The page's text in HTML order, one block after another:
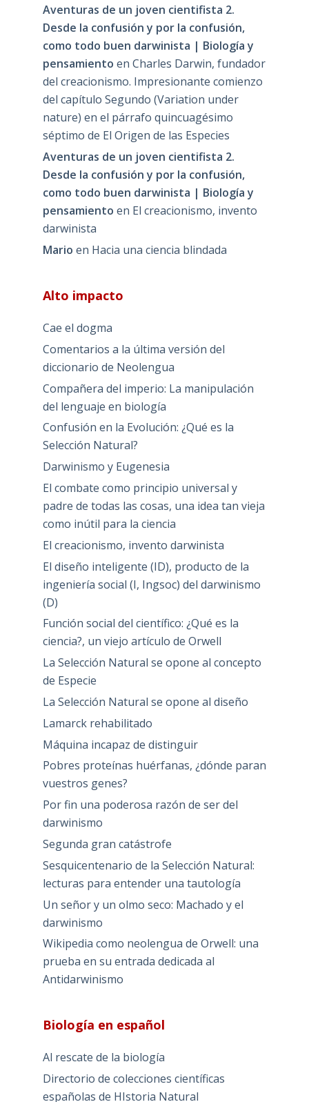
Aventuras de un joven cientifista 2.
Desde la confusión y por la confusión,
como todo buen darwinista | Biología y
pensamiento en Charles Darwin, fundador
del creacionismo. Impresionante comienzo
del capítulo Segundo (Variation under
nature) en el párrafo quincuagésimo
séptimo de El Origen de las Especies
Aventuras de un joven cientifista 2.
Desde la confusión y por la confusión,
como todo buen darwinista | Biología y
pensamiento en El creacionismo, invento
darwinista
Mario en Hacia una ciencia blindada
Alto impacto
Cae el dogma
Comentarios a la última versión del
diccionario de Neolengua
Compañera del imperio: La manipulación
del lenguaje en biología
Confusión en la Evolución: ¿Qué es la
Selección Natural?
Darwinismo y Eugenesia
El combate como principio universal y
padre de todas las cosas, una idea tan vieja
como inútil para la ciencia
El creacionismo, invento darwinista
El diseño inteligente (ID), producto de la
ingeniería social (I, Ingsoc) del darwinismo
(D)
Función social del científico: ¿Qué es la
ciencia?, un viejo artículo de Orwell
La Selección Natural se opone al concepto
de Especie
La Selección Natural se opone al diseño
Lamarck rehabilitado
Máquina incapaz de distinguir
Pobres proteínas huérfanas, ¿dónde paran
vuestros genes?
Por fin una poderosa razón de ser del
darwinismo
Segunda gran catástrofe
Sesquicentenario de la Selección Natural:
lecturas para entender una tautología
Un señor y un olmo seco: Machado y el
darwinismo
Wikipedia como neolengua de Orwell: una
prueba en su entrada dedicada al
Antidarwinismo
Biología en español
Al rescate de la biología
Directorio de colecciones científicas
españolas de HIstoria Natural